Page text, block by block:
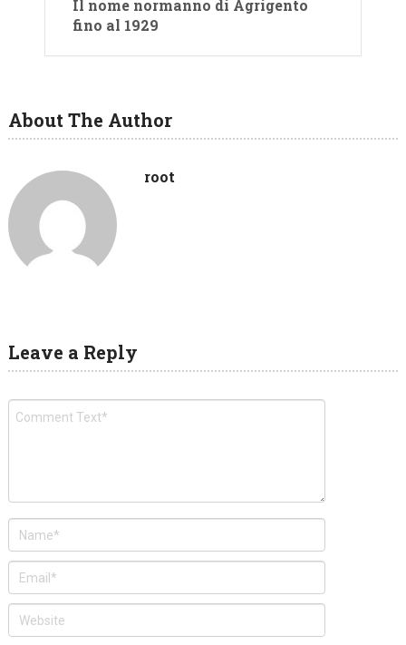
Il nome normanno di Agrigento
fino al 1929
About The Author
root
Leave a Reply